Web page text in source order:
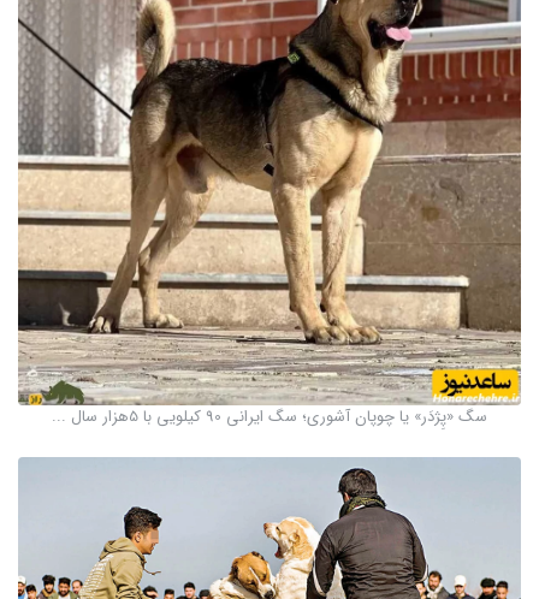
سگ «پِژدَر» یا چوپان آشوری؛ سگ ایرانی 90 کیلویی با 5هزار سال ...